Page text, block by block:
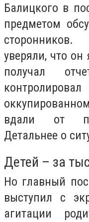
Балицкого в
предметом
сторонников.
уверяли, что
получал
вдали от
Детальнее о
Детей – за
Но главный
выступил с
агитации